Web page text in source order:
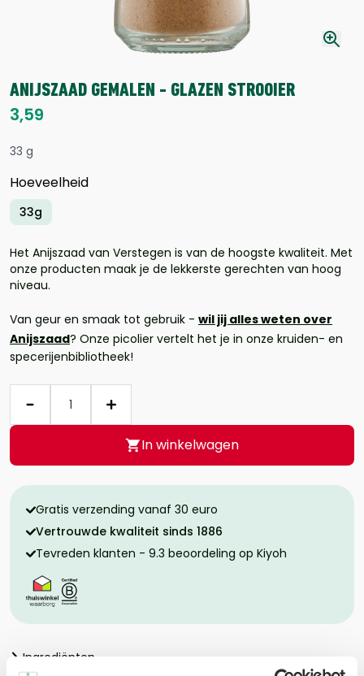
ANIJSZAAD GEMALEN - GLAZEN STROOIER
3,59
33 g
Hoeveelheid
33g
Het Anijszaad van Verstegen is van de hoogste kwaliteit. Met
onze producten maak je de lekkerste gerechten van hoog
niveau.
Van geur en smaak tot gebruik - wil jij alles weten over
Anijszaad? Onze picolier vertelt het je in onze kruiden- en
specerijenbibliotheek!
In winkelwagen
Gratis verzending vanaf 30 euro
Vertrouwde kwaliteit sinds 1886
Tevreden klanten - 9.3 beoordeling op Kiyoh
Ingrediënten